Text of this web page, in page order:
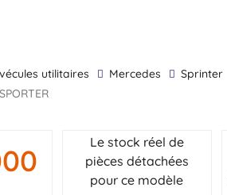
utilitaires Mercedes
Sprinter
Le stock réel de
pièces détachées
pour ce modèle